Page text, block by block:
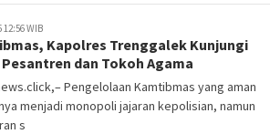
12:56 WIB
Kapolres Trenggalek Kunjungi
dan Tokoh Agama
Pengelolaan Kamtibmas yang aman
menjadi monopoli jajaran kepolisian, namun
s